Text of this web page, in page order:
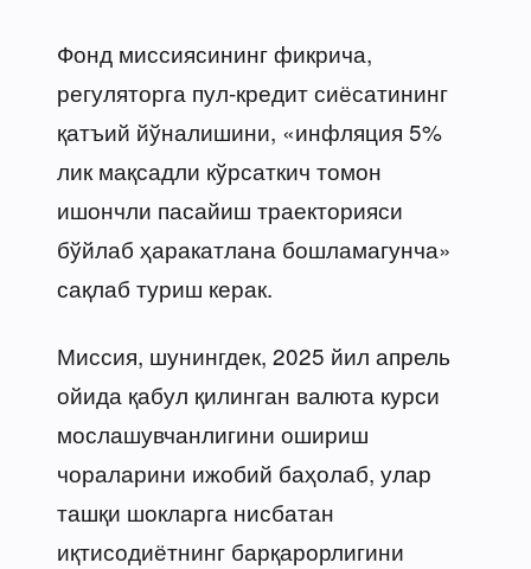
Фонд миссиясининг фикрича,
регуляторга пул-кредит сиёсатининг
қатъий йўналишини, «инфляция 5%
лик мақсадли кўрсаткич томон
ишончли пасайиш траекторияси
бўйлаб ҳаракатлана бошламагунча»
сақлаб туриш керак.
Миссия, шунингдек, 2025 йил апрель
ойида қабул қилинган валюта курси
мослашувчанлигини ошириш
чораларини ижобий баҳолаб, улар
ташқи шокларга нисбатан
иқтисодиётнинг барқарорлигини